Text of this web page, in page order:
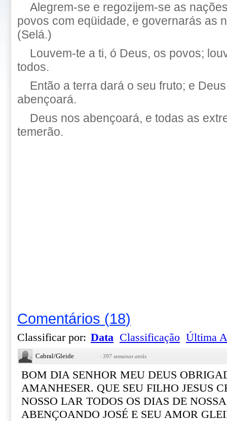
Alegrem-se e regozijem-se as
povos com eqüidade, e governarás as
(Selá.)
Louvem-te a ti, ó Deus, os povos;
todos.
Então a terra dará o seu fruto; e
abençoará.
Deus nos abençoará, e todas as
temerão.
Comentários (18)
Classificar por: Data Classificação Última
Cabral/Gleide · 397 semanas atrás
BOM DIA SENHOR MEU DEUS
AMANHESER. QUE SEU FILHO JESUS
NOSSO LAR TODOS OS DIAS DE
ABENÇOANDO JOSÉ E SEU AMOR